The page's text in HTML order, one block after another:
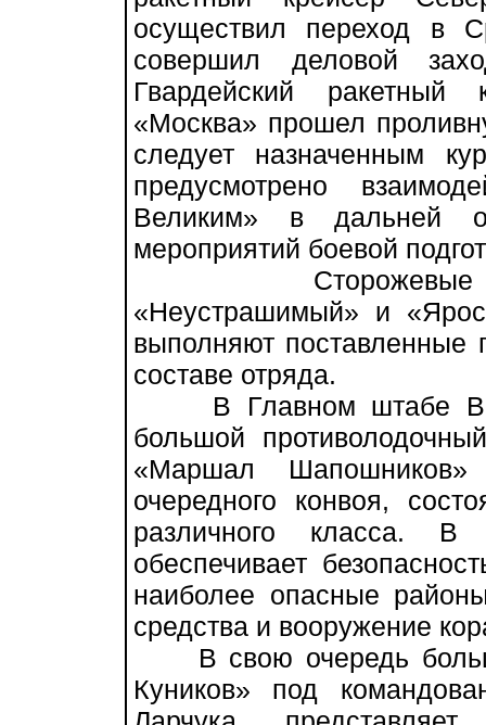
осуществил переход в
совершил деловой
Гвардейский ракетный
«Москва» прошел
следует назначенным
предусмотрено
Великим» в дальней
мероприятий боевой
Сторожевые
«Неустрашимый» и
выполняют поставленные
составе отряда.
В Главном штабе
большой
«Маршал Шапошников»
очередного конвоя,
различного класса.
обеспечивает
наиболее опасные
средства и вооружение
В свою очередь
Куников» под